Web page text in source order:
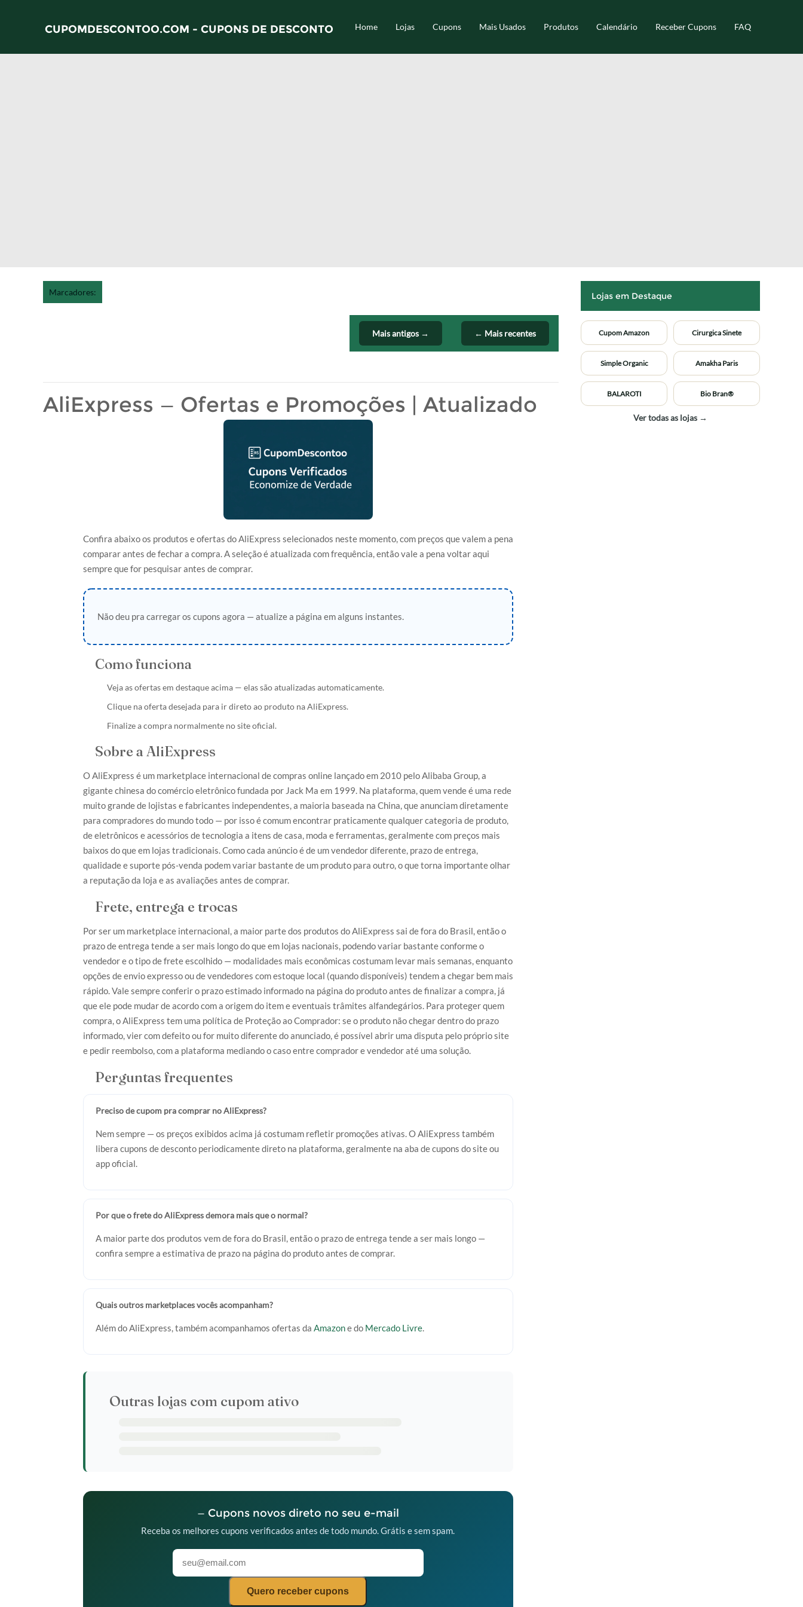
CUPOMDESCONTOO.COM - CUPONS DE DESCONTO Home Lojas Cupons Mais Usados Produtos Calendário Receber Cupons FAQ
Marcadores:
← Mais recentes
Mais antigos →
AliExpress — Ofertas e Promoções | Atualizado
Confira abaixo os produtos e ofertas do AliExpress selecionados neste momento, com preços que valem a pena
comparar antes de fechar a compra. A seleção é atualizada com frequência, então vale a pena voltar aqui
sempre que for pesquisar antes de comprar.
Não deu pra carregar os cupons agora — atualize a página em alguns instantes.
Como funciona
Veja as ofertas em destaque acima — elas são atualizadas automaticamente.
Clique na oferta desejada para ir direto ao produto na AliExpress.
Finalize a compra normalmente no site oficial.
Sobre a AliExpress
O AliExpress é um marketplace internacional de compras online lançado em 2010 pelo Alibaba Group, a
gigante chinesa do comércio eletrônico fundada por Jack Ma em 1999. Na plataforma, quem vende é uma rede
muito grande de lojistas e fabricantes independentes, a maioria baseada na China, que anunciam diretamente
para compradores do mundo todo — por isso é comum encontrar praticamente qualquer categoria de produto,
de eletrônicos e acessórios de tecnologia a itens de casa, moda e ferramentas, geralmente com preços mais
baixos do que em lojas tradicionais. Como cada anúncio é de um vendedor diferente, prazo de entrega,
qualidade e suporte pós-venda podem variar bastante de um produto para outro, o que torna importante olhar
a reputação da loja e as avaliações antes de comprar.
Frete, entrega e trocas
Por ser um marketplace internacional, a maior parte dos produtos do AliExpress sai de fora do Brasil, então o
prazo de entrega tende a ser mais longo do que em lojas nacionais, podendo variar bastante conforme o
vendedor e o tipo de frete escolhido — modalidades mais econômicas costumam levar mais semanas, enquanto
opções de envio expresso ou de vendedores com estoque local (quando disponíveis) tendem a chegar bem mais
rápido. Vale sempre conferir o prazo estimado informado na página do produto antes de finalizar a compra, já
que ele pode mudar de acordo com a origem do item e eventuais trâmites alfandegários. Para proteger quem
compra, o AliExpress tem uma política de Proteção ao Comprador: se o produto não chegar dentro do prazo
informado, vier com defeito ou for muito diferente do anunciado, é possível abrir uma disputa pelo próprio site
e pedir reembolso, com a plataforma mediando o caso entre comprador e vendedor até uma solução.
Perguntas frequentes
Preciso de cupom pra comprar no AliExpress?
Nem sempre — os preços exibidos acima já costumam refletir promoções ativas. O AliExpress também
libera cupons de desconto periodicamente direto na plataforma, geralmente na aba de cupons do site ou
app oficial.
Por que o frete do AliExpress demora mais que o normal?
A maior parte dos produtos vem de fora do Brasil, então o prazo de entrega tende a ser mais longo —
confira sempre a estimativa de prazo na página do produto antes de comprar.
Quais outros marketplaces vocês acompanham?
Além do AliExpress, também acompanhamos ofertas da Amazone do Mercado Livre.
Outras lojas com cupom ativo
— Cupons novos direto no seu e-mail
Receba os melhores cupons verificados antes de todo mundo. Grátis e sem spam.
Quero receber cupons
Lojas em Destaque
Cupom Amazon Cirurgica Sinete
Simple Organic Amakha Paris
BALAROTI Bio Bran®
Ver todas as lojas →